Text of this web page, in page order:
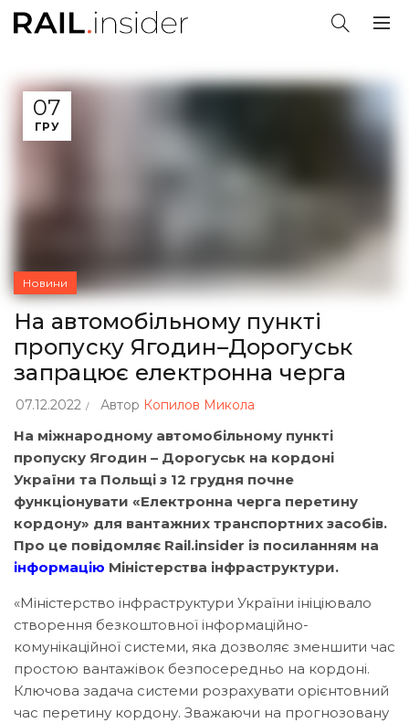
07
ГРУ
Новини
На автомобільному пункті
пропуску Ягодин–Дорогуськ
запрацює електронна черга
07.12.2022 Автор Копилов Микола
На міжнародному автомобільному пункті
пропуску Ягодин – Дорогуськ на кордоні
України та Польщі з 12 грудня почне
функціонувати «Електронна черга перетину
кордону» для вантажних транспортних засобів.
Про це повідомляє Rail.insider із посиланням на
інформацію Міністерства інфраструктури.
«Міністерство інфраструктури України ініціювало
створення безкоштовної інформаційно-
комунікаційної системи, яка дозволяє зменшити час
простою вантажівок безпосередньо на кордоні.
Ключова задача системи розрахувати орієнтовний
час перетину кордону. Зважаючи на прогнозовану